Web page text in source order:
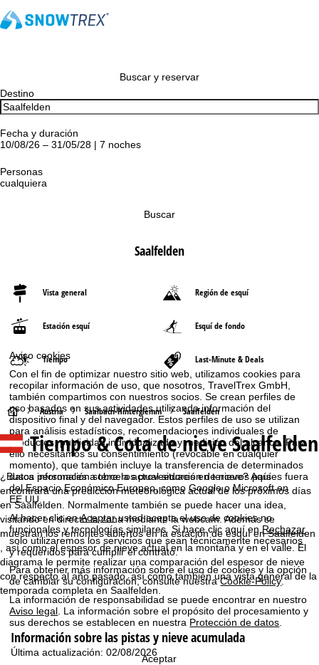
Aviso cookies
Con el fin de optimizar nuestro sitio web, utilizamos cookies para
recopilar información de uso, que nosotros, TravelTrex GmbH,
también compartimos con nuestros socios. Se crean perfiles de
uso basados en sus actividades utilizando información del
dispositivo final y del navegador. Estos perfiles de uso se utilizan
para análisis estadísticos, recomendaciones individuales de
productos, publicidad individualizada y medición del alcance. Para
ello necesitamos su consentimiento (revocable en cualquier
momento), que también incluye la transferencia de determinados
datos personales a terceros proveedores en terceros países fuera
del Espacio Económico Europeo, como Google o Microsoft en
EE.UU.
Al hacer clic enAceptarusted acepta el uso de cookies no
funcionales y tecnologías similares. Si hace clic aquí enRechazar
solo utilizaremos los servicios que sean técnicamente necesarios
y requeridos para cumplir el contrato.
Para obtener más información sobre el uso de cookies y la opción
de cambiar su configuración, consulte nuestraCookie-Policy.
La información de responsabilidad se puede encontrar en nuestro
Aviso legal . La información sobre el propósito del procesamiento y
sus derechos se establecen en nuestra Protección de datos
Aceptar
Buscar y reservar
Destino
Fecha y duración
10/08/26 – 31/05/28 | 7 noches
Personas
cualquiera
Buscar
Saalfelden
Vista general Región de esquí
Estación esquí Esquí de fondo
Tiempo Last-Minute & Deals
P
á
g
i
n
a
p
r
i
Austria Saalbach-Hinterglemm Saalfelden
Tiempo & Cota de nieve Saalfelden
¿Busca información sobre la actual situación de nieve? Aquí
encontrará una predicción meteorológica actual de los próximos días
en Saalfelden. Normalmente también se puede hacer una idea,
visitando en directo la zona mediante la webcam. Además se
muestran los remontes abiertos en la estación de esquí en Saalfelden
, así como el espesor de nieve actual en la montaña y en el valle. El
diagrama le permite realizar una comparación del espesor de nieve
con respecto al año pasado, así como también una vista general de la
temporada completa en Saalfelden.
Información sobre las pistas y nieve acumulada
Última actualización: 02/08/2026